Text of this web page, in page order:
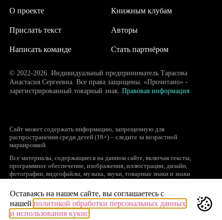
О проекте
Написать команде
Авторы
Прислать текст
Книжным клубам
Стать партнёром
© 2022-2026. Индивидуальный предприниматель Тарасова
Анастасия Сергеевна. Все права защищены. «Прочитано» -
зарегистрированный товарный знак. Правовая информация
Сайт может содержать информацию, запрещенную для
распространения среди детей (18+) – следите за возрастной
маркировкой.
Все материалы, содержащиеся на данном сайте, включая тексты,
программное обеспечение, изображения, иллюстрации, дизайн,
фотографии, видеофайлы, музыка, звуки, товарные знаки и знаки
объектами интеллектуальной собственности, исключительные права на
использование которых принадлежат правообладателям.
Запрещается полное или частичное копирование и распространение (в
том числе, путем воспроизведения и размещения на других сайтах и
Оставаясь на нашем сайте, вы соглашаетесь с
нашей политикой обработки персональных данных
и использования кукис